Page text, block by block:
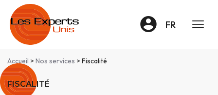
FR
Accueil > Nos services > Fiscalité
FISCALITÉ
Panneau de gestion des cookies